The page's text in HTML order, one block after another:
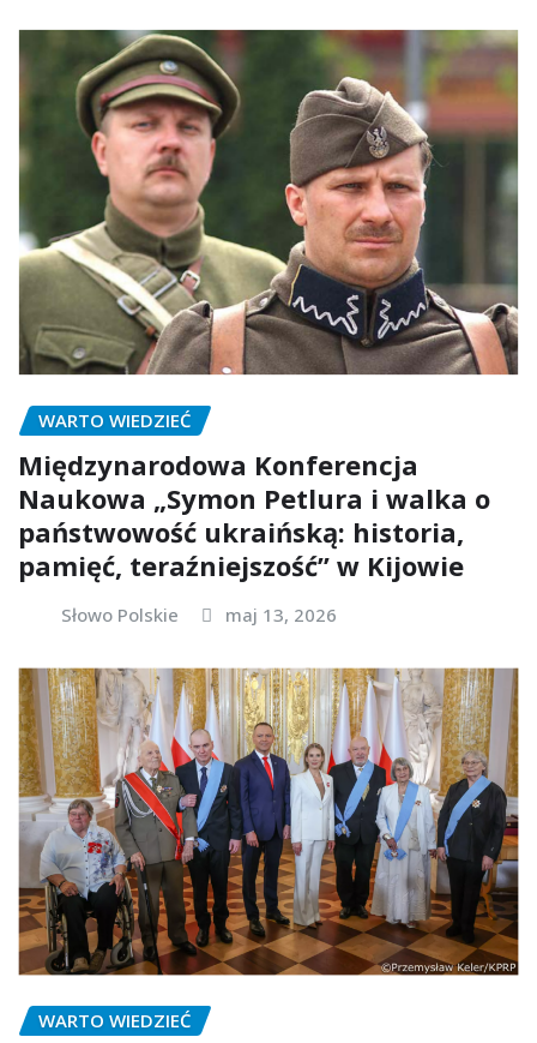
WARTO WIEDZIEĆ
Międzynarodowa Konferencja
Naukowa „Symon Petlura i walka o
państwowość ukraińską: historia,
pamięć, teraźniejszość” w Kijowie
Słowo Polskie maj 13, 2026
WARTO WIEDZIEĆ